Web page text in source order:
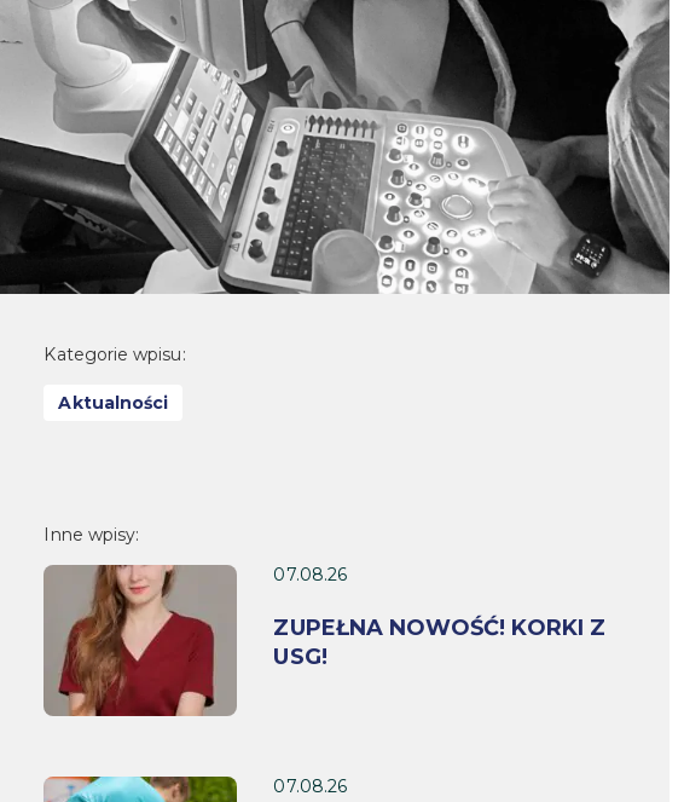
Kategorie wpisu:
Aktualności
Inne wpisy:
07.08.26
ZUPEŁNA NOWOŚĆ! KORKI Z
USG!
07.08.26